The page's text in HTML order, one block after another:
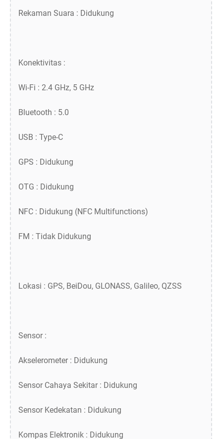
Rekaman Suara : Didukung
Konektivitas :
Wi-Fi : 2.4 GHz, 5 GHz
Bluetooth : 5.0
USB : Type-C
GPS : Didukung
OTG : Didukung
NFC : Didukung (NFC Multifunctions)
FM : Tidak Didukung
Lokasi : GPS, BeiDou, GLONASS, Galileo, QZSS
Sensor :
Akselerometer : Didukung
Sensor Cahaya Sekitar : Didukung
Sensor Kedekatan : Didukung
Kompas Elektronik : Didukung